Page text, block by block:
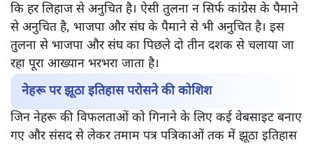
कि हर लिहाज से अनुचित है। ऐसी तुलना न सिर्फ कांग्रेस के पैमाने
से अनुचित है, भाजपा और संघ के पैमाने से भी अनुचित है। इस
तुलना से भाजपा और संघ का पिछले दो तीन दशक से चलाया जा
रहा पूरा आख्यान भरभरा जाता है।
नेहरू पर झूठा इतिहास परोसने की कोशिश
जिन नेहरू की विफलताओं को गिनाने के लिए कई वेबसाइट बनाए
गए और संसद से लेकर तमाम पत्र पत्रिकाओं तक में झूठा इतिहास